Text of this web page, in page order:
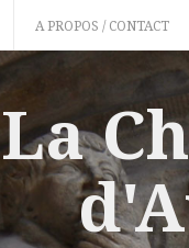
A PROPOS / CONTACT
La